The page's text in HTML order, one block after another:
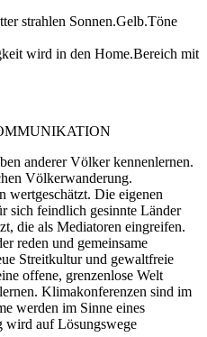
strahlen Sonnen.Gelb.Töne
wird in den Home.Bereich mit
anderer Völker kennenlernen.
Völkerwanderung.
wertgeschätzt. Die eigenen
sich feindlich gesinnte Länder
die als Mediatoren eingreifen.
reden und gemeinsame
Streitkultur und gewaltfreie
offene, grenzenlose Welt
Klimakonferenzen sind im
werden im Sinne eines
wird auf Lösungswege